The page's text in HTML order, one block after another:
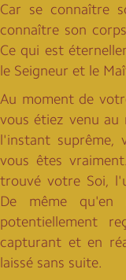
Car se connaître
connaître son
Ce qui est
le Seigneur et le
Au moment de
vous étiez venu au
l'instant suprême,
vous êtes
trouvé votre Soi,
De même qu'en
potentiellement
capturant et en
laissé sans suite.